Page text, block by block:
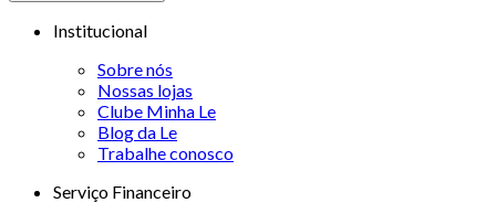
Institucional
Sobre nós
Nossas lojas
Clube Minha Le
Blog da Le
Trabalhe conosco
Serviço Financeiro